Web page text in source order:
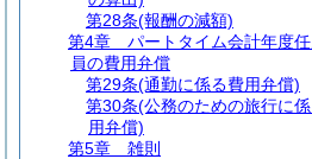
第28条(報酬の減額)
第4章
パートタイム会計年度
員の費用弁償
第29条(通勤に係る費用弁償)
第30条(公務のための旅行に
用弁償)
第5章
雑則